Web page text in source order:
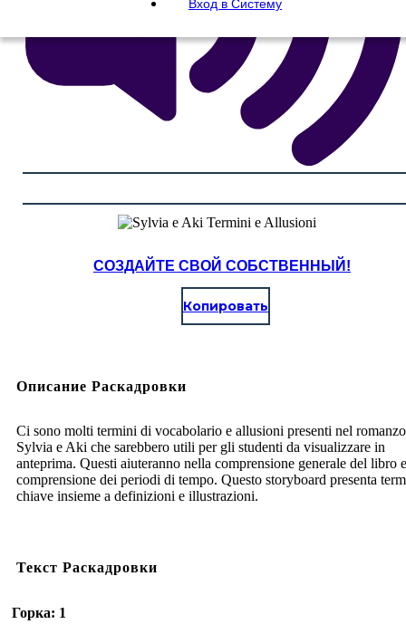
Вход в Систему
СОЗДАЙТЕ СВОЙ СОБСТВЕННЫЙ!
Копировать
Описание Раскадровки
Ci sono molti termini di vocabolario e allusioni presenti nel romanzo
Sylvia e Aki che sarebbero utili per gli studenti da visualizzare in
anteprima. Questi aiuteranno nella comprensione generale del libro
comprensione dei periodi di tempo. Questo storyboard presenta
chiave insieme a definizioni e illustrazioni.
Текст Раскадровки
Горка: 1